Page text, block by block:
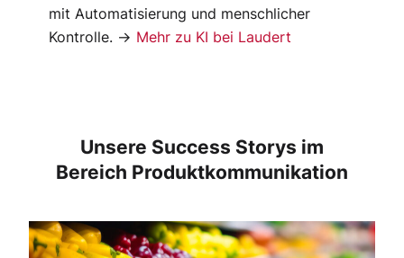
mit Automatisierung und menschlicher
Kontrolle. → Mehr zu KI bei Laudert
Unsere Success Storys im
Bereich Produktkommunikation
Marketingpartner
Schmucke